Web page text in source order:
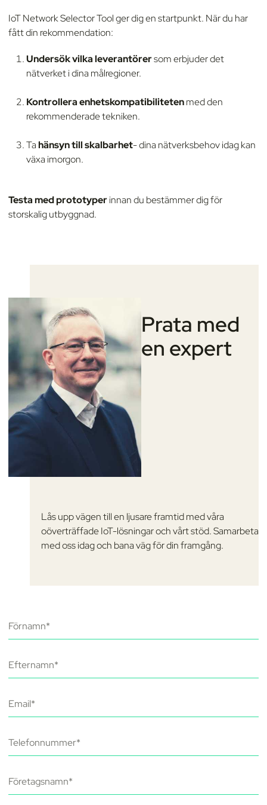
IoT Network Selector Tool ger dig en startpunkt. När du har
fått din rekommendation:
Undersök vilka leverantörersom erbjuder det
nätverket i dina målregioner.
Kontrollera enhetskompatibilitetenmed den
rekommenderade tekniken.
Tahänsyn till skalbarhet- dina nätverksbehov idag kan
växa imorgon.
Testa med prototyperinnan du bestämmer dig för
storskalig utbyggnad.
Prata med
en expert
Lås upp vägen till en ljusare framtid med våra
oöverträffade IoT-lösningar och vårt stöd. Samarbeta
med oss idag och bana väg för din framgång.